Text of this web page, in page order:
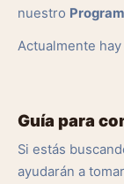
nuestro
Actualmente hay
Guía para
Si estás
ayudarán a